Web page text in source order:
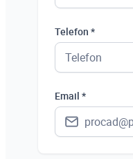
Telefon *
Email *
Polska
Ukraina
Niemcy
Wielka Brytania